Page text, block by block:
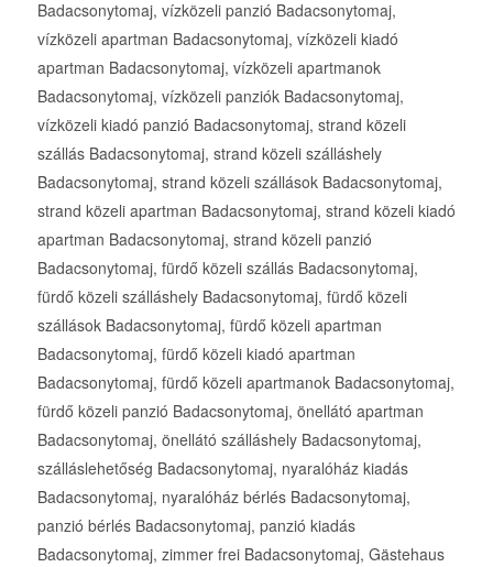
Badacsonytomaj, vízközeli panzió Badacsonytomaj,
vízközeli apartman Badacsonytomaj, vízközeli kiadó
apartman Badacsonytomaj, vízközeli apartmanok
Badacsonytomaj, vízközeli panziók Badacsonytomaj,
vízközeli kiadó panzió Badacsonytomaj, strand közeli
szállás Badacsonytomaj, strand közeli szálláshely
Badacsonytomaj, strand közeli szállások Badacsonytomaj,
strand közeli apartman Badacsonytomaj, strand közeli kiadó
apartman Badacsonytomaj, strand közeli panzió
Badacsonytomaj, fürdő közeli szállás Badacsonytomaj,
fürdő közeli szálláshely Badacsonytomaj, fürdő közeli
szállások Badacsonytomaj, fürdő közeli apartman
Badacsonytomaj, fürdő közeli kiadó apartman
Badacsonytomaj, fürdő közeli apartmanok Badacsonytomaj,
fürdő közeli panzió Badacsonytomaj, önellátó apartman
Badacsonytomaj, önellátó szálláshely Badacsonytomaj,
szálláslehetőség Badacsonytomaj, nyaralóház kiadás
Badacsonytomaj, nyaralóház bérlés Badacsonytomaj,
panzió bérlés Badacsonytomaj, panzió kiadás
Badacsonytomaj, zimmer frei Badacsonytomaj, Gästehaus